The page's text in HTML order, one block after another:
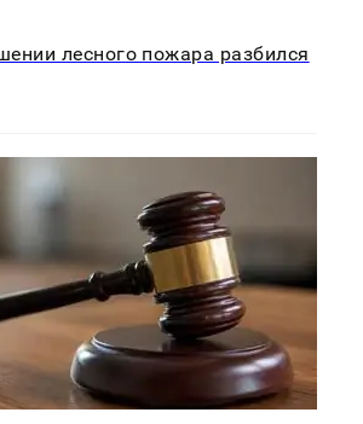
лесного пожара разбился